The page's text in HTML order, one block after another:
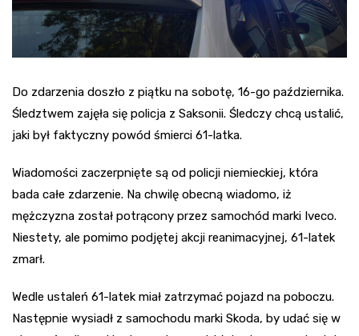
Do zdarzenia doszło z piątku na sobotę, 16-go października.
Śledztwem zajęła się policja z Saksonii. Śledczy chcą ustalić,
jaki był faktyczny powód śmierci 61-latka.
Wiadomości zaczerpnięte są od policji niemieckiej, która
bada całe zdarzenie. Na chwilę obecną wiadomo, iż
mężczyzna został potrącony przez samochód marki Iveco.
Niestety, ale pomimo podjętej akcji reanimacyjnej, 61-latek
zmarł.
Wedle ustaleń 61-latek miał zatrzymać pojazd na poboczu.
Następnie wysiadł z samochodu marki Skoda, by udać się w